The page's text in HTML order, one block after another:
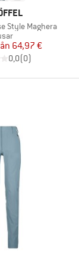
Style Maghera
Pris
Reducerat pris
64,97 €
0,0(0)